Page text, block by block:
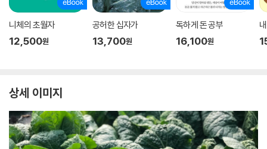
니체의 초월자
12,500원
공허한 십자가
13,700원
독하게 돈 공부
16,100원
상세 이미지